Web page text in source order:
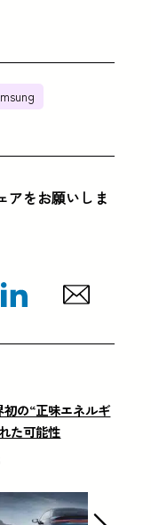
アをお願いしま
の“正味エネルギ
た可能性